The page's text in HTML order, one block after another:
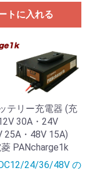
トに入れる
テリー充電器 (充
30A・24V
25A・48V 15A)
PANcharge1k
24/36/48V の